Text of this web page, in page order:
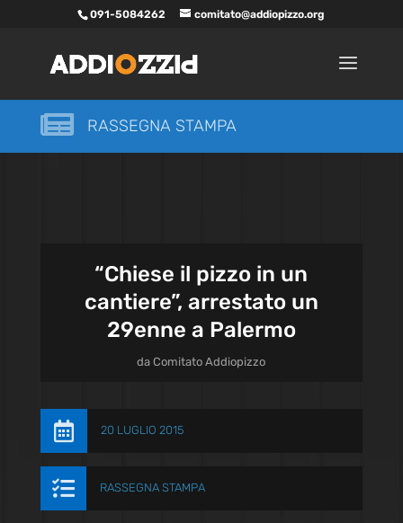
091-5084262 comitato@addiopizzo.org
 RASSEGNA STAMPA
“Chiese il pizzo in un
cantiere”, arrestato un
29enne a Palermo
daComitato Addiopizzo
 20 LUGLIO 2015
 RASSEGNA STAMPA